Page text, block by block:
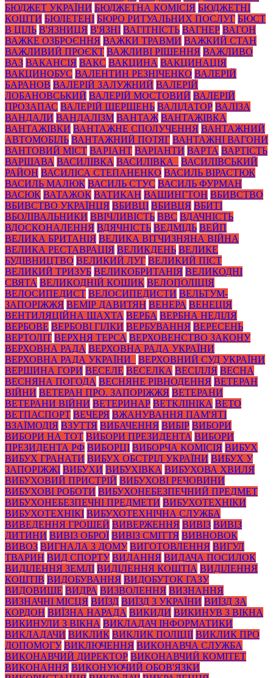
БЮДЖЕТ УКРАЇНИ БЮДЖЕТНА КОМІСІЯ БЮДЖЕТНІ
КОШТИ БЮЛЕТЕНІ БЮРО РИТУАЛЬНИХ ПОСЛУГ БЮСТ
В ЦІЛЬ В'ЯЗНИЦЯ В'ЯЗНІ ВАГІТНІСТЬ ВАГНЕР ВАГОН
ВАЖКЕ ОЗБРОЄННЯ ВАЖКИ ТРАВМИ ВАЖКИЙ СТАН
ВАЖЛИВИЙ ПРОЄКТ ВАЖЛИВІ РІШЕННЯ ВАЖЛИВО
ВАЗ ВАКАНСІЯ ВАКС ВАКЦИНА ВАКЦИНАЦІЯ
ВАКЦИНОБУС ВАЛЕНТИН РЕЗНІЧЕНКО ВАЛЕРІЙ
БАРАНОВ ВАЛЕРІЙ ЗАЛУЖНИЙ ВАЛЕРІЙ
ЛОБАНОВСЬКИЙ ВАЛЕРІЙ МОСТОВИЙ ВАЛЕРІЙ
ПРОЗАПАС ВАЛЕРІЙ ШЕРШЕНЬ ВАЛІДАТОР ВАЛІЗА
ВАНДАЛИ ВАНДАЛІЗМ ВАНТАЖ ВАНТАЖІВКА
ВАНТАЖІВКИ ВАНТАЖНЕ СПОЛУЧЕННЯ ВАНТАЖНИЙ
АВТОМОБІЛЬ ВАНТАЖНИЙ ПОТЯГ ВАНТАЖНІ ВАГОНИ
ВАНТОВИЙ МІСТ ВАРІАНТ ВАРІАНТИ ВАРТА ВАРТІСТЬ
ВАРШАВА ВАСИЛІВКА ВАСИЛІВКА_
ВАСИЛІВСЬКИЙ
РАЙОН ВАСИЛІСА СТЕПАНЕНКО ВАСИЛЬ ВІРАСТЮК
ВАСИЛЬ МАЛЮК ВАСИЛЬ СТУС ВАСИЛЬ ФУРМАН
ВАСЮК ВАТАЖОК ВАТИКАН ВАШИНГТОН ВБИВСТВО
ВБИВСТВО УКРАЇНЦЯ ВБИВЦІ ВБИВЦЯ ВБИТІ
ВБОЛІВАЛЬНИКИ ВВІЧЛИВІСТЬ ВВС ВДАЧНІСТЬ
ВДОСКОНАЛЕННЯ ВДЯЧНІСТЬ ВЕДМІДЬ ВЕЙП
ВЕЛИКА БРИТАНІЯ ВЕЛИКА ВІТЧИЗНЯНА ВІЙНА
ВЕЛИКА РЕСТАВРАЦІЯ ВЕЛИКДЕНЬ ВЕЛИКЕ
БУДІВНИЦТВО ВЕЛИКИЙ ЛУГ ВЕЛИКИЙ ПІСТ
ВЕЛИКИЙ ТРИЗУБ ВЕЛИКОБРИТАНІЯ ВЕЛИКОДНІ
СВЯТА ВЕЛИКОДНІЙ КОШИК ВЕЛОПОЛІЦІЯ
ВЕЛОСИПЕДИСТ ВЕЛОСИПЕДИСТИ ВЕЛЬТУМ-
ЗАПОРІЖЖЯ ВЕМІР ДАВИТЯН ВЕНЕРА ВЕНЕЦІЯ
ВЕНТИЛЯЦІЙНА ШАХТА ВЕРБА ВЕРБНА НЕДІЛЯ
ВЕРБОВЕ ВЕРБОВІ ГІЛКИ ВЕРБУВАННЯ ВЕРЕСЕНЬ
ВЕРТОЛІТ ВЕРХНЯ ТЕРСА ВЕРХОВЕНСТВО ЗАКОНУ
ВЕРХОВНА РАДА ВЕРХОВНА РАДА УКРАЇНИ
ВЕРХОВНА РАДА УКРАЇНИ_
ВЕРХОВНИЙ СУД УКРАЇНИ
ВЕРШИНА ГОРИ ВЕСЕЛЕ ВЕСЕЛКА ВЕСІЛЛЯ ВЕСНА
ВЕСНЯНА ПОГОДА ВЕСНЯНЕ РІВНОДЕННЯ ВЕТЕРАН
ВІЙНИ ВЕТЕРАН ПРО. ЗАПОРІЖЖЯ ВЕТЕРАНИ
ВЕТЕРАНИ ВІЙНИ ВЕТЕРИНАР ВЕТКЛІНІКА ВЕТО
ВЕТПАСПОРТ ВЕЧЕРЯ ВЖАНУВАННЯ ПАМ'ЯТІ
ВЗАЇМОДІЯ ВЗУТТЯ ВИБАЧЕННЯ ВИБІР ВИБОРИ
ВИБОРИ НА ТОТ ВИБОРИ ПРЕЗИДЕНТА ВИБОРИ
ПРЕЗИДЕНТА РФ ВИБОРЦІ ВИБОРЧА КОМІСІЯ ВИБУХ
ВИБУХ ГРАНАТИ ВИБУХ ОБСТРІЛ УКРАЇНИ ВИБУХ У
ЗАПОРІЖЖІ ВИБУХИ ВИБУХІВКА ВИБУХОВА ХВИЛЯ
ВИБУХОВИЙ ПРИСТРІЙ ВИБУХОВІ РЕЧОВИНИ
ВИБУХОВІ РОБОТИ ВИБУХОНЕБЕЗПЕЧНИЙ ПРЕДМЕТ
ВИБУХОНЕБЕЗПЕЧНІ ПРЕДМЕТИ ВИБУХОТЕХНІКИ
ВИБУХОТЕХНІКІ ВИБУХОТЕХНІЧНА СЛУЖБА
ВИВЕДЕННЯ ГРОШЕЙ ВИВЕРЖЕННЯ ВИВІЗ ВИВІЗ
ДИТИНИ ВИВІЗ ОБРОЇ ВИВІЗ СМІТТЯ ВИВНОВОК
ВИВОЗ ВИГНАЛА З ДОМУ ВИГОТОВЛЕННЯ ВИГУЛ
ТВАРИН ВИД СПОРТУ ВИДАННЯ ВИДАЧА ПОСИЛОК
ВИДІЛЕННЯ ЗЕМЛІ ВИДІЛЕННЯ КОШТІА ВИДІЛЕННЯ
КОШТІВ ВИДОБУВАННЯ ВИДОБУТОК ГАЗУ
ВИДОВИЩЕ ВИДРА ВИЗВОЛЕННЯ ВИЗНАННЯ
ВИЗНАЧНІ МІСЦЯ ВИЇЗД ВИЇЗД З УКРАЇНИ ВИЇЗД ЗА
КОРДОН ВИЇЗНА НАРАДА ВИКИДИ ВИКИНУВ З ВІКНА
ВИКИНУЛИ З ВІКНА ВИКЛАДАЧ ІНФОРМАТИКИ
ВИКЛАДАЧИ ВИКЛИК ВИКЛИК ПОЛІЦІЇ ВИКЛИК ПРО
ДОПОМОГУ ВИКЛЮЧЕННЯ ВИКОНАВЧА СЛУЖБА
ВИКОНАВЧИЙ ДИРЕКТОР ВИКОНАВЧИЙ КОМІТЕТ
ВИКОНАННЯ ВИКОНУЮЧИЙ ОБОВ'ЯЗКИ